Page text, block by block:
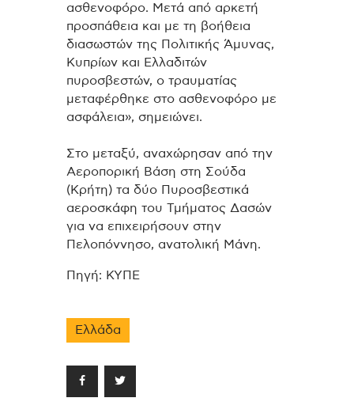
ασθενοφόρο. Μετά από αρκετή
προσπάθεια και με τη βοήθεια
διασωστών της Πολιτικής Άμυνας,
Κυπρίων και Ελλαδιτών
πυροσβεστών, ο τραυματίας
μεταφέρθηκε στο ασθενοφόρο με
ασφάλεια», σημειώνει.
Στο μεταξύ, αναχώρησαν από την
Αεροπορική Βάση στη Σούδα
(Κρήτη) τα δύο Πυροσβεστικά
αεροσκάφη του Τμήματος Δασών
για να επιχειρήσουν στην
Πελοπόννησο, ανατολική Μάνη.
Πηγή: ΚΥΠΕ
Ελλάδα